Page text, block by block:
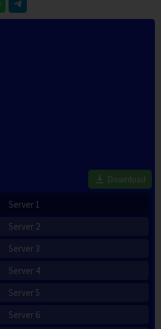
Download
Server 1
Server 2
Server 3
Server 4
Server 5
Server 6